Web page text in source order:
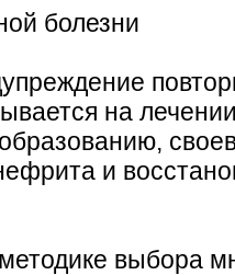
болезни
на
и
выбора